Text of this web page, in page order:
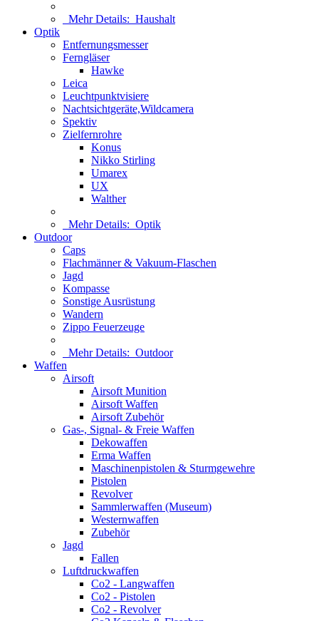
Mehr Details: Haushalt
Optik
Entfernungsmesser
Ferngläser
Hawke
Leica
Leuchtpunktvisiere
Nachtsichtgeräte,Wildcamera
Spektiv
Zielfernrohre
Konus
Nikko Stirling
Umarex
UX
Walther
Mehr Details: Optik
Outdoor
Caps
Flachmänner & Vakuum-Flaschen
Jagd
Kompasse
Sonstige Ausrüstung
Wandern
Zippo Feuerzeuge
Mehr Details: Outdoor
Waffen
Airsoft
Airsoft Munition
Airsoft Waffen
Airsoft Zubehör
Gas-, Signal- & Freie Waffen
Dekowaffen
Erma Waffen
Maschinenpistolen & Sturmgewehre
Pistolen
Revolver
Sammlerwaffen (Museum)
Westernwaffen
Zubehör
Jagd
Fallen
Luftdruckwaffen
Co2 - Langwaffen
Co2 - Pistolen
Co2 - Revolver